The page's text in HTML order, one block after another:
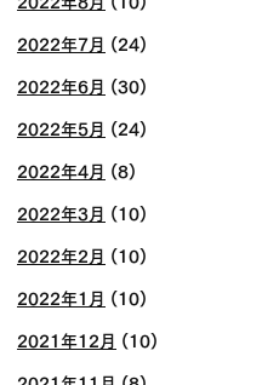
2022年7月 (24)
2022年6月 (30)
2022年5月 (24)
2022年4月 (8)
2022年3月 (10)
2022年2月 (10)
2022年1月 (10)
2021年12月 (10)